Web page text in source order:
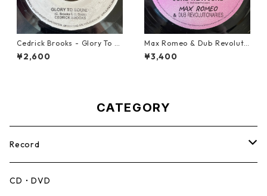
Cedrick Brooks - Glory To S
ounds【7-21786】
¥2,600
Max Romeo & Dub Revoluti
onaries - Juks We A Juks【1
0-90000】
¥3,400
CATEGORY
Record
Mento,Calypso,Ballad
CD・DVD